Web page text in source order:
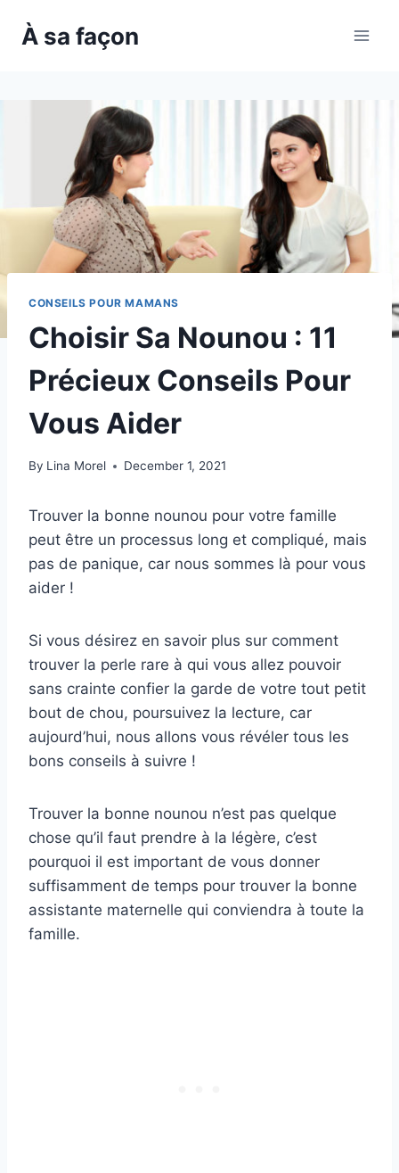
À sa façon
CONSEILS POUR MAMANS
Choisir Sa Nounou : 11
Précieux Conseils Pour
Vous Aider
By Lina Morel December 1, 2021
Trouver la bonne nounou pour votre famille
peut être un processus long et compliqué, mais
pas de panique, car nous sommes là pour vous
aider !
Si vous désirez en savoir plus sur comment
trouver la perle rare à qui vous allez pouvoir
sans crainte confier la garde de votre tout petit
bout de chou, poursuivez la lecture, car
aujourd’hui, nous allons vous révéler tous les
bons conseils à suivre !
Trouver la bonne nounou n’est pas quelque
chose qu’il faut prendre à la légère, c’est
pourquoi il est important de vous donner
suffisamment de temps pour trouver la bonne
assistante maternelle qui conviendra à toute la
famille.